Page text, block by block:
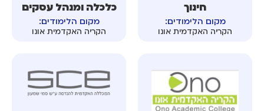
חינוך
מקום הלימודים:
הקריה האקדמית אונו
כלכלה ומנהל עסקים
מקום הלימודים:
הקריה האקדמית אונו